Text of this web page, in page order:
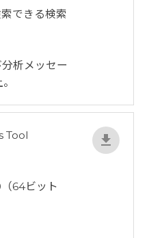
できる検索
析メッセー
Tool
64ビット